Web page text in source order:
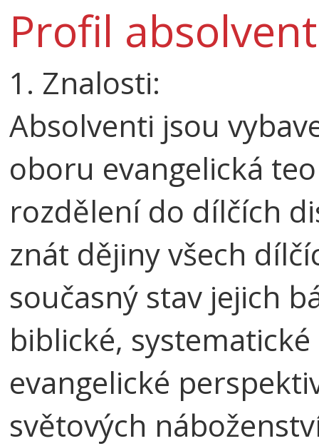
Profil
1. Znalosti:
Absolventi jsou
oboru evangelická
rozdělení do dílčích
znát dějiny všech
současný stav jejich
biblické,
evangelické
světových